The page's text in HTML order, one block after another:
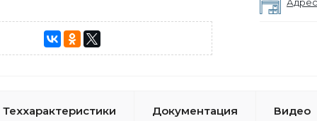
Теххарактеристики Документация Видео